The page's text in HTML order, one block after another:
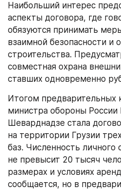
Наибольший интерес
аспекты договора, где
обязуются принимать
взаимной безопасности и
строительства.
совместная охрана
ставших одновременно
Итогом предварительных
министра обороны России
Шеварднадзе стала
на территории Грузии
баз. Численность личного
не превысит 20 тысяч
размерах и условиях
сообщается, но в